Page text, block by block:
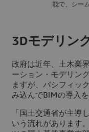
能で、シー
3Dモデリン
政府は近年、土木業
ーション・モデリン
ますが、パシフィッ
み込んでBIMの導入
「国土交通省が主導
いう流れがあります